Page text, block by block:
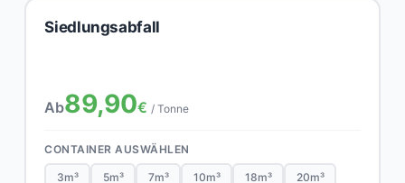
Siedlungsabfall
Ab89,90€ / Tonne
CONTAINER AUSWÄHLEN
3m³ 5m³ 7m³ 10m³ 18m³ 20m³